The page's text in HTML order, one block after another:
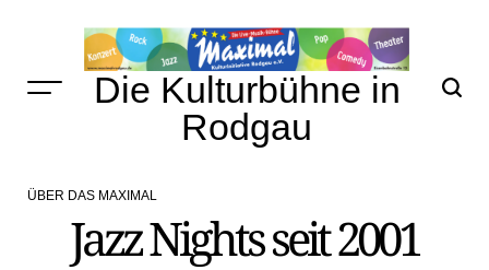
to
content
Die Kulturbühne in
Rodgau
POSTED
ÜBER DAS MAXIMAL
Jazz Nights seit 2001